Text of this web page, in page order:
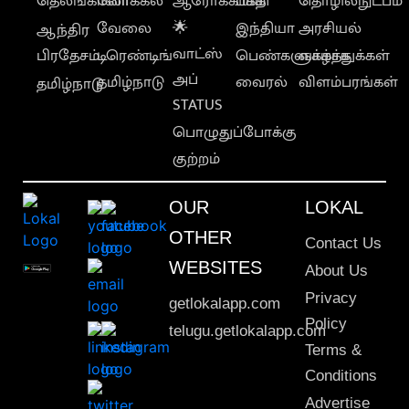
ஆந்திர
பிரதேசம்
தமிழ்நாடு
வேலை
டிரெண்டிங்
தமிழ்நாடு
🌟
வாட்ஸ்
அப்
STATUS
பொழுதுப்போக்கு
குற்றம்
இந்தியா
பெண்களுக்காக
வைரல்
அரசியல்
வாழ்த்துக்கள்
விளம்பரங்கள்
OUR
OTHER
WEBSITES
getlokalapp.com
telugu.getlokalapp.com
LOKAL
Contact Us
About Us
Privacy
Policy
Terms &
Conditions
Advertise